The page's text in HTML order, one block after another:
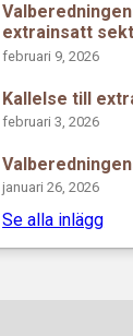
extrainsatt
februari 9, 2026
Kallelse till
februari 3, 2026
januari 26, 2026
Se alla inlägg